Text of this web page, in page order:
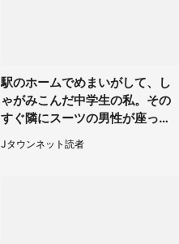
駅のホームでめまいがして、し
ゃがみこんだ中学生の私。その
すぐ隣にスーツの男性が座って
きて（千葉県・20代女性）
Jタウンネット読者